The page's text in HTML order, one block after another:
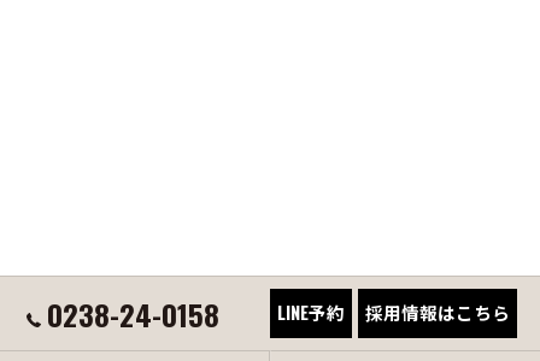
0238-24-0158 LINE予約 採用情報はこちら